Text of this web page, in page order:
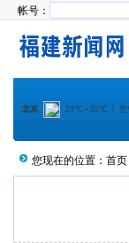
帐号：
您现在的位置： 首页